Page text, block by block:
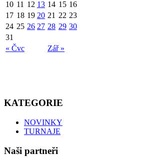
« Čvc Zář »
10 11 12 13 14 15 16
17 18 19 20 21 22 23
24 25 26 27 28 29 30
31
KATEGORIE
NOVINKY
TURNAJE
Naši partneři